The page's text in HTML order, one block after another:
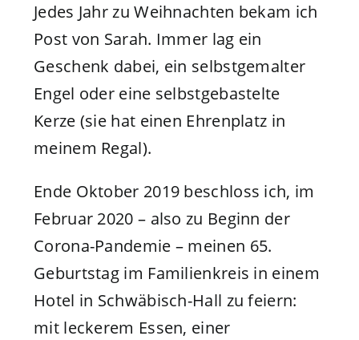
Jedes Jahr zu Weihnachten bekam ich
Post von Sarah. Immer lag ein
Geschenk dabei, ein selbstgemalter
Engel oder eine selbstgebastelte
Kerze (sie hat einen Ehrenplatz in
meinem Regal).
Ende Oktober 2019 beschloss ich, im
Februar 2020 – also zu Beginn der
Corona-Pandemie – meinen 65.
Geburtstag im Familienkreis in einem
Hotel in Schwäbisch-Hall zu feiern:
mit leckerem Essen, einer